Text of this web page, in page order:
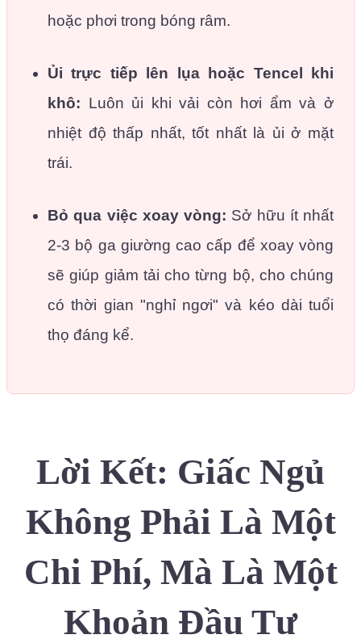
hoặc phơi trong bóng râm.
Ủi trực tiếp lên lụa hoặc Tencel khi
khô: Luôn ủi khi vải còn hơi ẩm và ở
nhiệt độ thấp nhất, tốt nhất là ủi ở mặt
trái.
Bỏ qua việc xoay vòng: Sở hữu ít nhất
2-3 bộ ga giường cao cấp để xoay vòng
sẽ giúp giảm tải cho từng bộ, cho chúng
có thời gian "nghỉ ngơi" và kéo dài tuổi
thọ đáng kể.
Lời Kết: Giấc Ngủ
Không Phải Là Một
Chi Phí, Mà Là Một
Khoản Đầu Tư